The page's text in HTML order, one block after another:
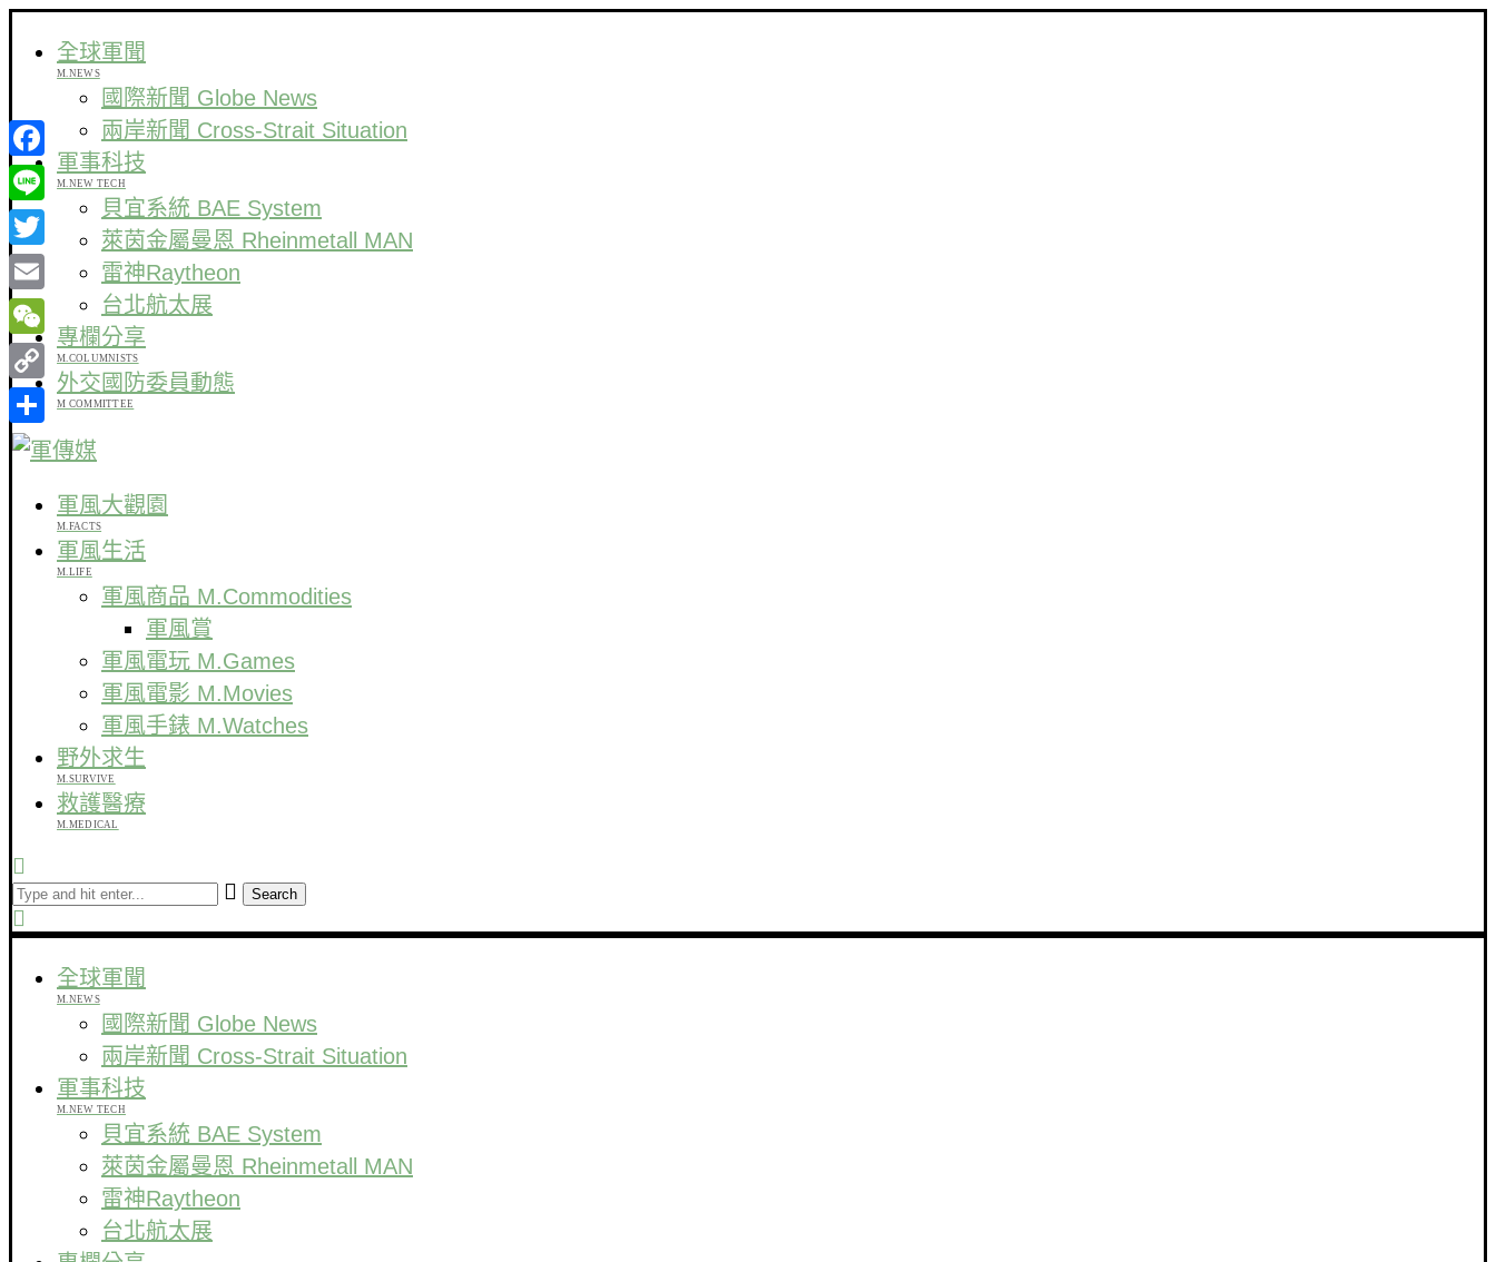
全球軍聞
M.NEWS
國際新聞 Globe News
兩岸新聞 Cross-Strait Situation
軍事科技
M.NEW TECH
貝宜系統 BAE System
萊茵金屬曼恩 Rheinmetall MAN
雷神Raytheon
台北航太展
專欄分享
M.COLUMNISTS
外交國防委員動態
M COMMITTEE
軍風大觀園
M.FACTS
軍風生活
M.LIFE
軍風商品 M.Commodities
軍風賞
軍風電玩 M.Games
軍風電影 M.Movies
軍風手錶 M.Watches
野外求生
M.SURVIVE
救護醫療
M.MEDICAL
Search
全球軍聞
M.NEWS
國際新聞 Globe News
兩岸新聞 Cross-Strait Situation
軍事科技
M.NEW TECH
貝宜系統 BAE System
萊茵金屬曼恩 Rheinmetall MAN
雷神Raytheon
台北航太展
Facebook
Line
Twitter
Email
WeChat
Copy
Link
分